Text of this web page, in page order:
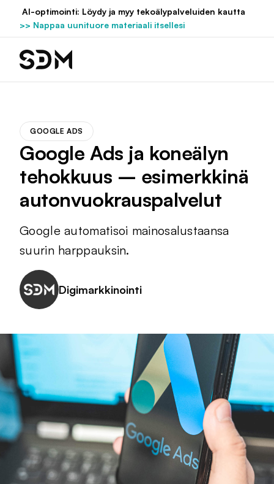
Hyppää
sisältöön
AI-optimointi: Löydy ja myy tekoälypalveluiden kautta
>> Nappaa uunituore materiaali itsellesi
GOOGLE ADS
Google Ads ja koneälyn
tehokkuus – esimerkkinä
autonvuokrauspalvelut
Google automatisoi mainosalustaansa
suurin harppauksin.
Digimarkkinointi